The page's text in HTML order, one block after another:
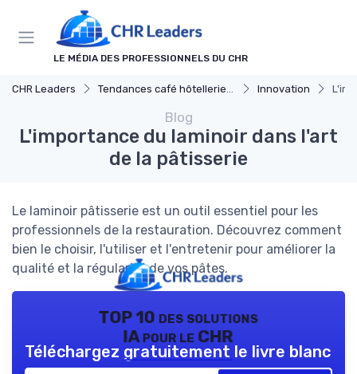
LE MÉDIA DES PROFESSIONNELS DU CHR
CHR Leaders Tendances café hôtellerie et restauration Innovation
Blog
L'importance du laminoir dans l'art
de la pâtisserie
Le laminoir pâtisserie est un outil essentiel pour les
professionnels de la restauration. Découvrez comment
bien le choisir, l'utiliser et l'entretenir pour améliorer la
qualité et la régularité de vos pâtes.
TOP 10 des solutions
IA pour le CHR
Téléchargez gratuitement le livre blanc
Panneau de gestion des cookies